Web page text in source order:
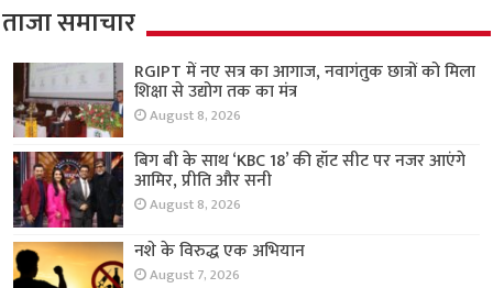
ताजा समाचार
RGIPT में नए सत्र का आगाज, नवागंतुक छात्रों को मिला
शिक्षा से उद्योग तक का मंत्र
August 8, 2026
बिग बी के साथ ‘KBC 18’ की हॉट सीट पर नजर आएंगे
आमिर, प्रीति और सनी
August 8, 2026
नशे के विरुद्ध एक अभियान
August 7, 2026